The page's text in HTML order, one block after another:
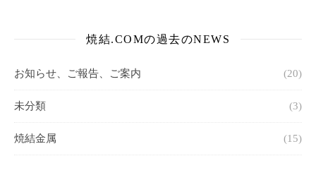
焼結.COMの過去のNEWS
お知らせ、ご報告、ご案内 (20)
未分類 (3)
焼結金属 (15)